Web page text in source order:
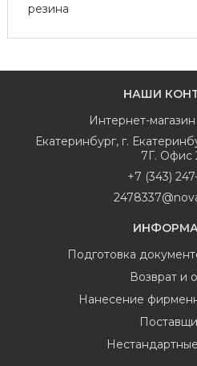
резина
НАШИ
Интернет-магазин
Екатеринбург, г.
7Г. Офис
+7 (343)
Подготовка
Возврат и
Нанесение